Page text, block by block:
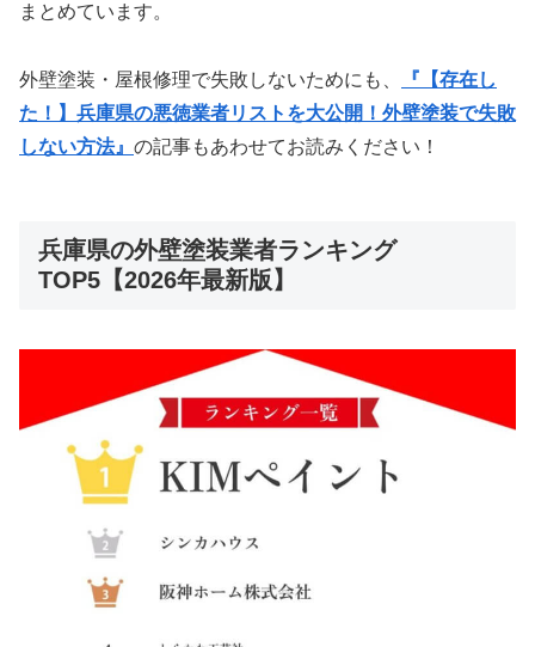
まとめています。
外壁塗装・屋根修理で失敗しないためにも、
『【存在し
た！】兵庫県の悪徳業者リストを大公開！外壁塗装で失敗
しない方法』 の記事もあわせてお読みください！
兵庫県の外壁塗装業者ランキング
TOP5【2026年最新版】